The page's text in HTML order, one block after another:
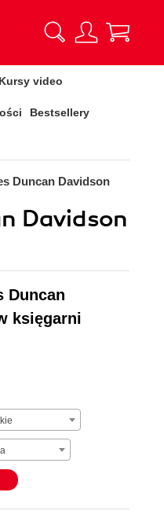
Kursy video
Bestsellery
Duncan Davidson
Davidson
Duncan
księgarni